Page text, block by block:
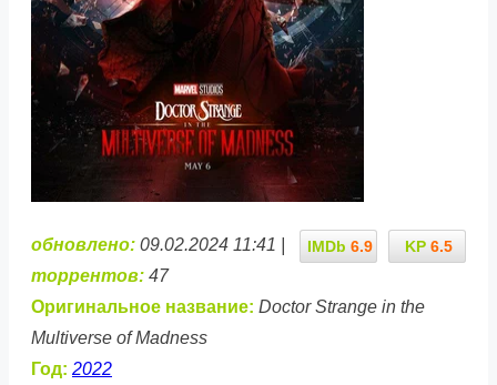
KP 6.5
IMDb 6.9
обновлено: 09.02.2024 11:41 |
торрентов: 47
Оригинальное название: Doctor Strange in the
Multiverse of Madness
Год: 2022